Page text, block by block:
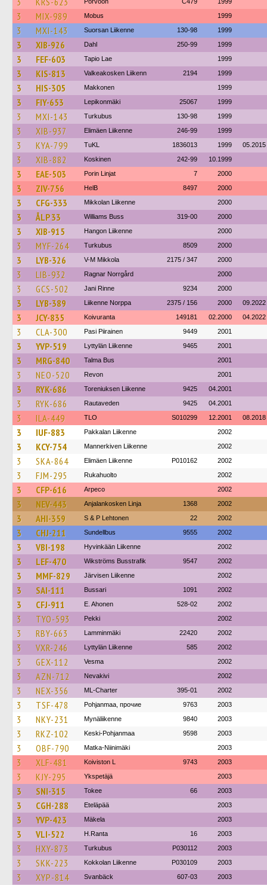
3 MIX-989 Mobus 1999
3 MXI-143 Suorsan Liikenne 130-98 1999
3 XIB-926 Dahl 250-99 1999
3 FEF-603 Tapio Lae 1999
3 KIS-813 Valkeakosken Liikenn 2194 1999
3 HIS-305 Makkonen 1999
3 FIY-653 Lepikonmäki 25067 1999
3 MXI-143 Turkubus 130-98 1999
3 XIB-937 Elimäen Liikenne 246-99 1999
3 KYA-799 TuKL 1836013 1999 05.2015
3 XIB-882 Koskinen 242-99 10.1999
3 EAE-503 Porin Linjat 7 2000
3 ZIV-756 HelB 8497 2000
3 CFG-333 Mikkolan Liikenne 2000
3 ÅLP 33 Williams Buss 319-00 2000
3 XIB-915 Hangon Liikenne 2000
3 MYF-264 Turkubus 8509 2000
3 LYB-326 V-M Mikkola 2175 / 347 2000
3 LIB-932 Ragnar Norrgård 2000
3 GCS-502 Jani Rinne 9234 2000
3 LYB-389 Liikenne Norppa 2375 / 156 2000 09.2022
3 JCY-835 Koivuranta 149181 02.2000 04.2022
3 CLA-300 Pasi Piirainen 9449 2001
3 YVP-519 Lyttylän Liikenne 9465 2001
3 MRG-840 Talma Bus 2001
3 NEO-520 Revon 2001
3 RYK-686 Toreniuksen Liikenne 9425 04.2001
3 RYK-686 Rautaveden 9425 04.2001
3 ILA-449 TLO S010299 12.2001 08.2018
3 IUF-883 Pakkalan Liikenne 2002
3 KCY-754 Mannerkiven Liikenne 2002
3 SKA-864 Elimäen Liikenne P010162 2002
3 FJM-295 Rukahuolto 2002
3 CFP-616 Arpeco 2002
3 NEV-443 Anjalankosken Linja 1368 2002
3 AHI-359 S & P Lehtonen 22 2002
3 CHJ-211 Sundellbus 9555 2002
3 VBI-198 Hyvinkään Liikenne 2002
3 LEF-470 Wikströms Busstrafik 9547 2002
3 MMF-829 Järvisen Liikenne 2002
3 SAI-111 Bussari 1091 2002
3 CFJ-911 E. Ahonen 528-02 2002
3 TYO-593 Pekki 2002
3 RBY-663 Lamminmäki 22420 2002
3 VXR-246 Lyttylän Liikenne 585 2002
3 GEX-112 Vesma 2002
3 AZN-712 Nevakivi 2002
3 NEX-356 ML-Charter 395-01 2002
3 TSF-478 Pohjanmaa, прочие 9763 2003
3 NKY-231 Mynäliikenne 9840 2003
3 RKZ-102 Keski-Pohjanmaa 9598 2003
3 OBF-790 Matka-Niinimäki 2003
3 XLF-481 Koiviston L 9743 2003
3 KJY-295 Ykspetäjä 2003
3 SNI-315 Tokee 66 2003
3 CGH-288 Eteläpää 2003
3 YVP-423 Mäkela 2003
3 VLI-522 H.Ranta 16 2003
3 HXY-873 Turkubus P030112 2003
3 SKK-223 Kokkolan Liikenne P030109 2003
3 XYP-814 Svanbäck 607-03 2003